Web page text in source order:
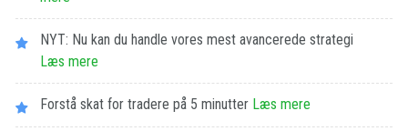
NYT: Nu kan du handle vores mest avancerede strategi
Læs mere
Forstå skat for tradere på 5 minutter Læs mere